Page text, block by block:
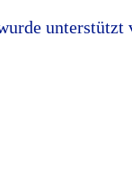
unterstützt